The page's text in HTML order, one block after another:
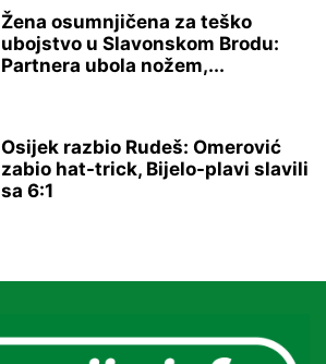
Žena osumnjičena za teško
ubojstvo u Slavonskom Brodu:
Partnera ubola nožem,...
Osijek razbio Rudeš: Omerović
zabio hat-trick, Bijelo-plavi slavili
sa 6:1